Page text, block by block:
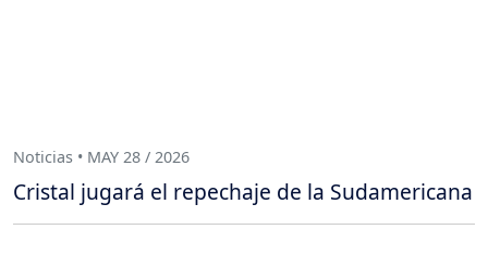
Noticias • MAY 28 / 2026
Cristal jugará el repechaje de la Sudamericana